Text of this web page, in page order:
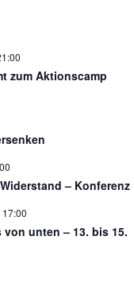
zum Aktionscamp
– Konferenz
unten – 13. bis 15.